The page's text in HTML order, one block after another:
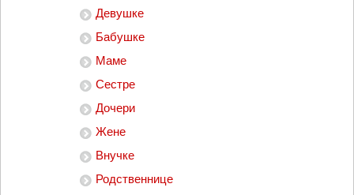
Девушке
Бабушке
Маме
Сестре
Дочери
Жене
Внучке
Родственнице